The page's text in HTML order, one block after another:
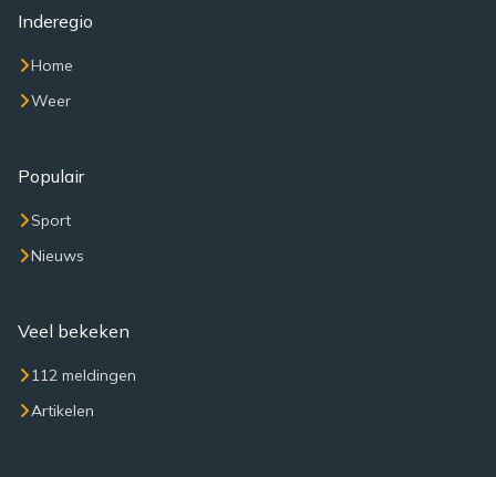
Inderegio
Home
Weer
Populair
Sport
Nieuws
Veel bekeken
112 meldingen
Artikelen